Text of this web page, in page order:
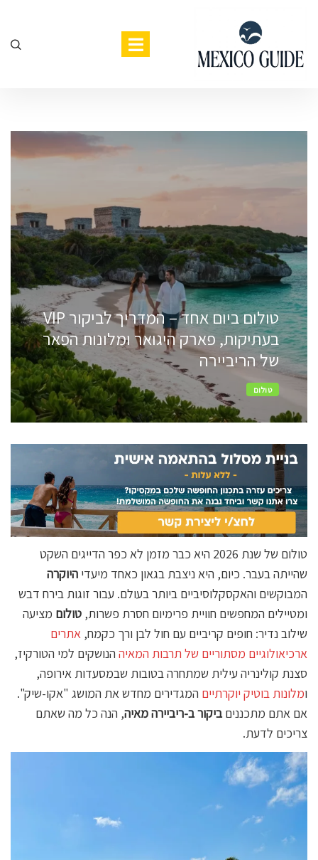
טולום ביום אחד – המדריך לביקור VIP
בעתיקות, פארק היגואר ומלונות הפאר
של הריביירה
טולום
טולום של שנת 2026 היא כבר מזמן לא כפר הדייגים השקט
שהייתה בעבר. כיום, היא ניצבת בגאון כאחד מיעדי היוקרה
המבוקשים והאקסקלוסיביים ביותר בעולם. עבור זוגות בירח דבש
ומטיילים המחפשים חוויית פרימיום חסרת פשרות, טולום מציעה
שילוב נדיר: חופים קריביים עם חול לבן ורך כקמח, אתרים
ארכיאולוגיים מסתוריים של תרבות המאיה הנושקים למי הטורקיז,
סצנת קולינריה עילית שמתחרה בטובות שבמסעדות אירופה,
ומלונות בוטיק יוקרתיים המגדירים מחדש את המושג "אקו-שיק".
אם אתם מתכנניםביקור ב-ריביירה מאיה, הנה כל מה שאתם
צריכים לדעת.